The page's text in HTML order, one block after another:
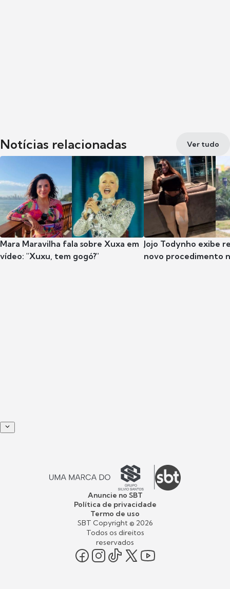
Notícias relacionadas Ver tudo
Mara Maravilha fala sobre Xuxa em
vídeo: "Xuxu, tem gogó?"
Jojo Todynho exibe
novo procedimento
Anuncie no SBT
Política de privacidade
Termo de uso
SBT Copyright © 2026
Todos os direitos
reservados